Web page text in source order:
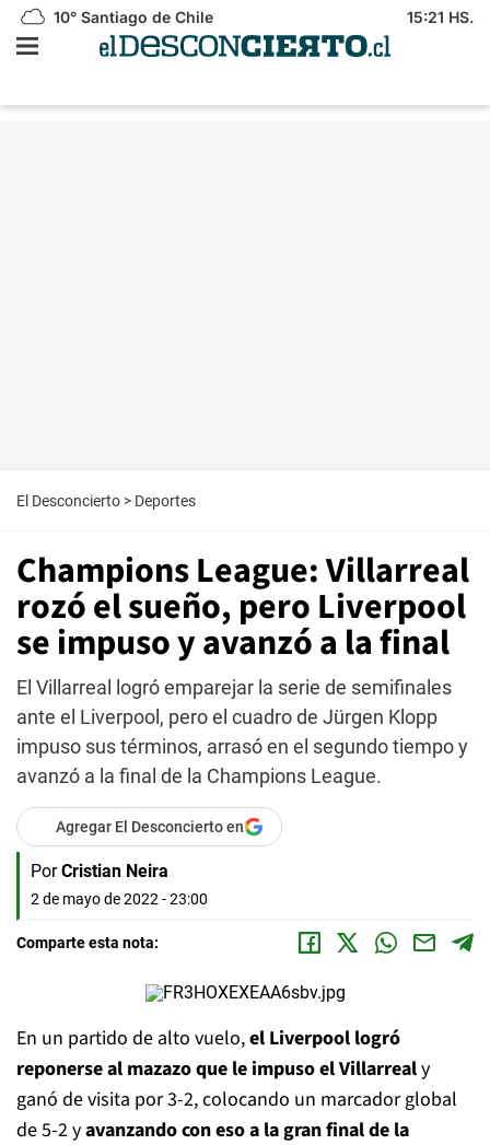
10° Santiago de Chile 15:21 HS.
El Desconcierto > Deportes
Champions League: Villarreal
rozó el sueño, pero Liverpool
se impuso y avanzó a la final
El Villarreal logró emparejar la serie de semifinales
ante el Liverpool, pero el cuadro de Jürgen Klopp
impuso sus términos, arrasó en el segundo tiempo y
avanzó a la final de la Champions League.
Agregar El Desconcierto en
Por Cristian Neira
2 de mayo de 2022 - 23:00
Comparte esta nota:
En un partido de alto vuelo,el Liverpool logró
reponerse al mazazo que le impuso el Villarrealy
ganó de visita por 3-2, colocando un marcador global
de 5-2 yavanzando con eso a la gran final de la